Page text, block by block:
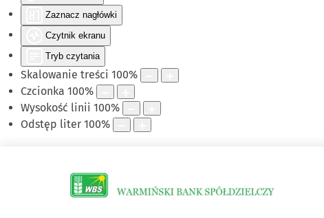
Zaznacz nagłówki
Czytnik ekranu
Tryb czytania
Skalowanie treści 100%
Czcionka 100%
Wysokość linii 100%
Odstęp liter 100%